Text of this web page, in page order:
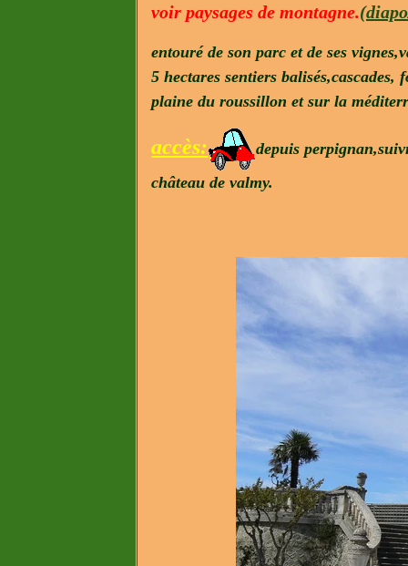
voir paysages de montagne.
entouré de son parc et de ses
5 hectares sentiers
plaine du roussillon et sur la
accès:
depuis
château de valmy.